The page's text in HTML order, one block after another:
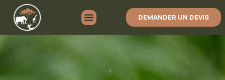
DEMANDER UN DEVIS